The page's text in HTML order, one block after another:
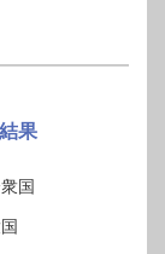
果
国